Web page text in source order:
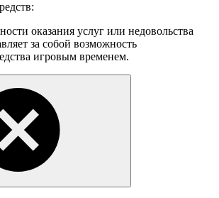
оказания услуг или недовольства
за собой возможность
игровым временем.